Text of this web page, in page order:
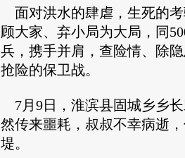
面对洪水的肆虐，生死的
顾大家、弃小局为大局，同
兵，携手并肩，查险情、除
抢险的保卫战。
7月9日，淮滨县固城乡乡
然传来噩耗，叔叔不幸病逝
堤。